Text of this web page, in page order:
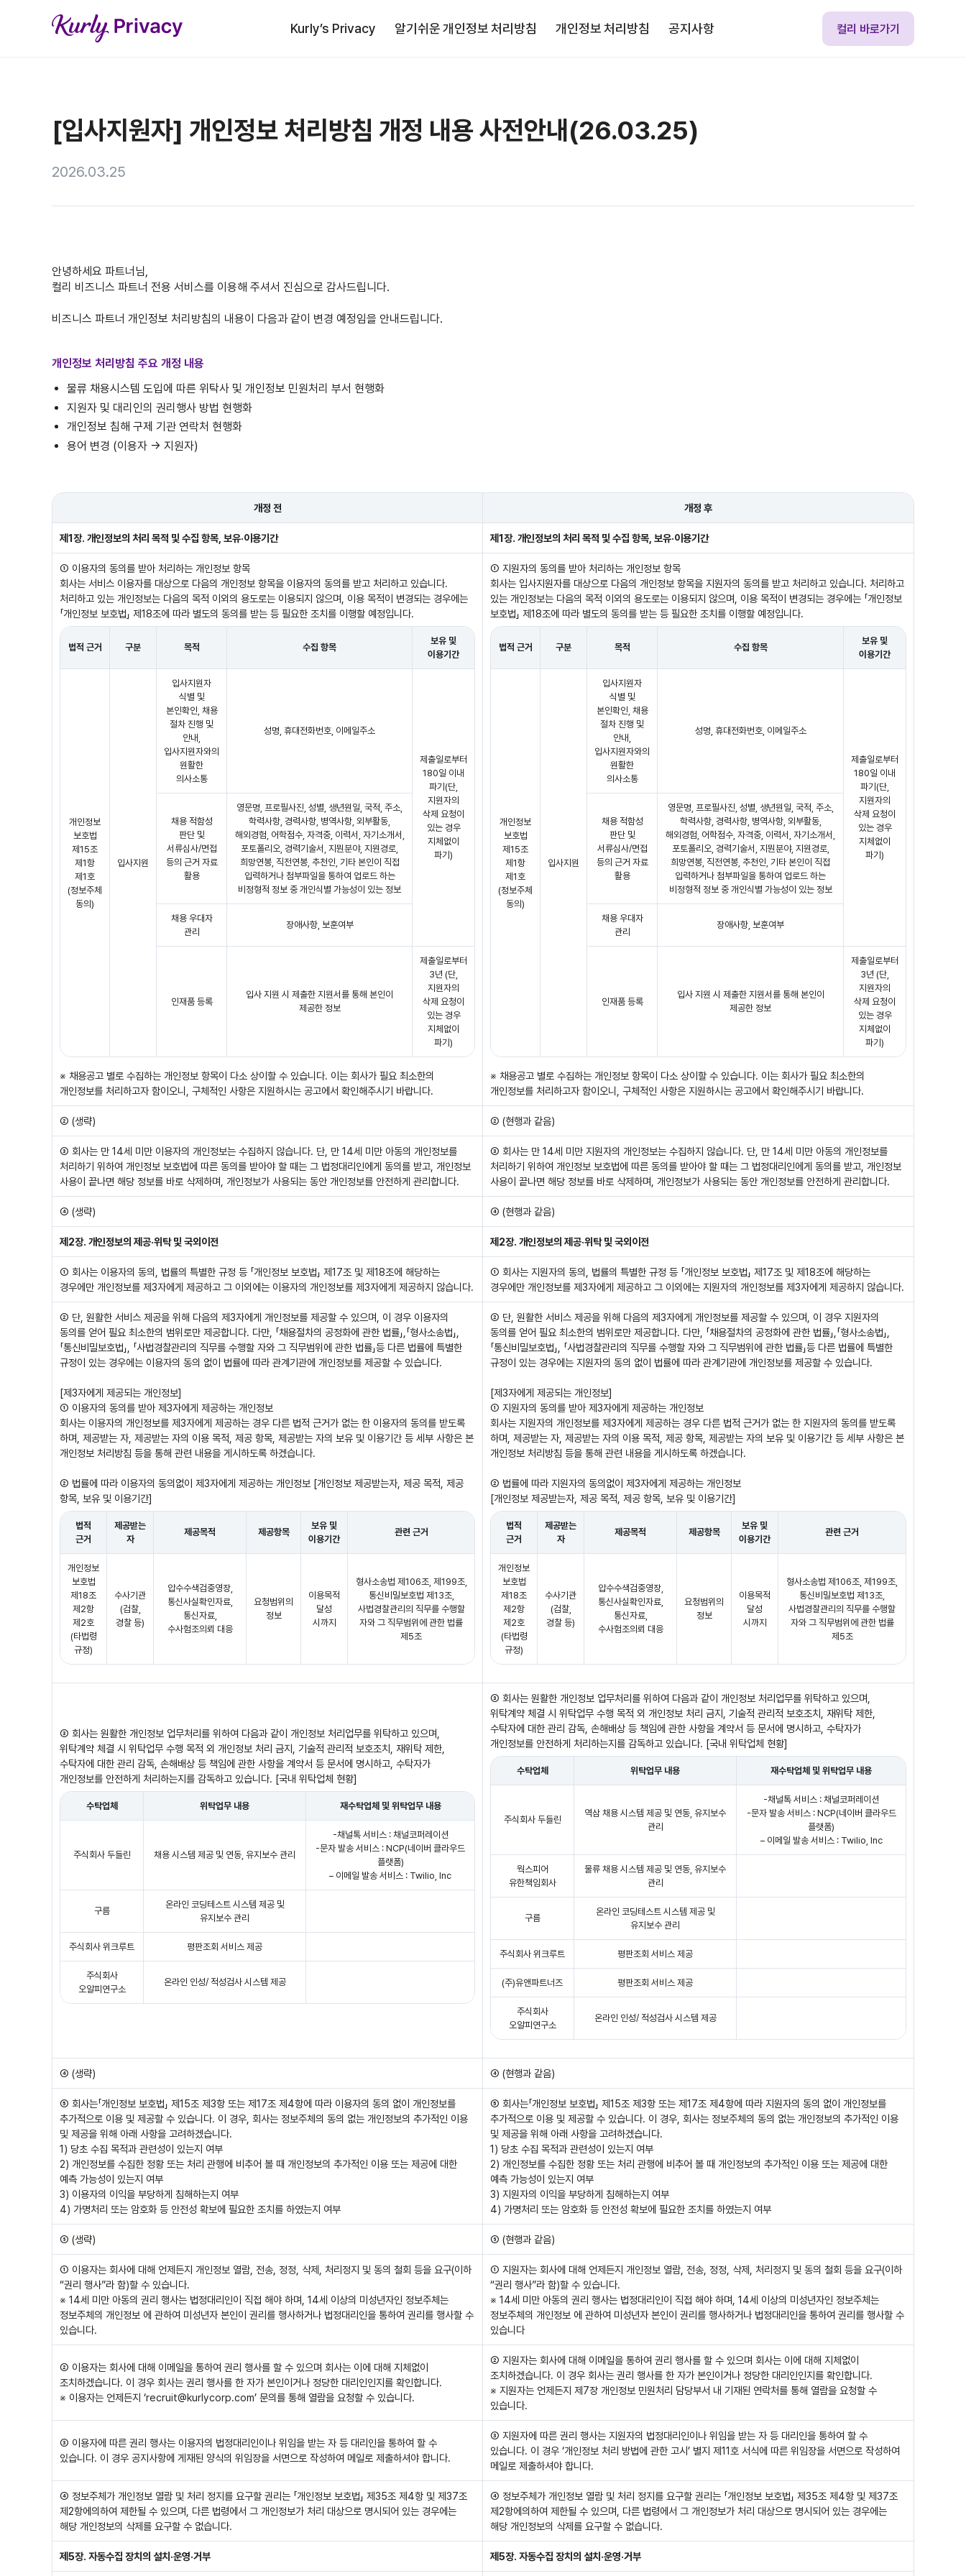
Kurly’s Privacy 알기쉬운 개인정보 처리방침 개인정보 처리방침 공지사항 컬리 바로가기
[입사지원자] 개인정보 처리방침 개정 내용 사전안내(26.03.25)
2026.03.25
안녕하세요 파트너님,
컬리 비즈니스 파트너 전용 서비스를 이용해 주셔서 진심으로 감사드립니다.
비즈니스 파트너 개인정보 처리방침의 내용이 다음과 같이 변경 예정임을 안내드립니다.
개인정보 처리방침 주요 개정 내용
물류 채용시스템 도입에 따른 위탁사 및 개인정보 민원처리 부서 현행화
지원자 및 대리인의 권리행사 방법 현행화
개인정보 침해 구제 기관 연락처 현행화
용어 변경 (이용자 → 지원자)
개정 전 개정 후
제1장. 개인정보의 처리 목적 및 수집 항목, 보유·이용기간 제1장. 개인정보의 처리 목적 및 수집 항목, 보유·이용기간
① 이용자의 동의를 받아 처리하는 개인정보 항목
회사는 서비스 이용자를 대상으로 다음의 개인정보 항목을 이용자의 동의를 받고 처리하고 있습니다.
처리하고 있는 개인정보는 다음의 목적 이외의 용도로는 이용되지 않으며, 이용 목적이 변경되는 경우에는
「개인정보 보호법」 제18조에 따라 별도의 동의를 받는 등 필요한 조치를 이행할 예정입니다.
법적 근거 구분 목적 수집 항목
보유 및
이용기간
개인정보
보호법
제15조
제1항
제1호
(정보주체
동의)
입사지원
입사지원자
식별 및
본인확인, 채용
절차 진행 및
안내,
입사지원자와의
원활한
의사소통
성명, 휴대전화번호, 이메일주소
제출일로부터
180일 이내
파기(단,
지원자의
삭제 요청이
있는 경우
지체없이
파기)
채용 적함성
판단 및
서류심사/면접
등의 근거 자료
활용
영문명, 프로필사진, 성별, 생년원일, 국적, 주소,
학력사항, 경력사항, 병역사항, 외부활동,
해외경험, 어학점수, 자격중, 이력서, 자기소개서,
포토폴리오, 경력기술서, 지뭔분야, 지원경로,
희망연봉, 직전연봉, 추천인, 기타 본인이 직접
입력하거나 첨부파일을 통하여 업로드 하는
비정형적 정보 중 개인식별 가능성이 있는 정보
채용 우대자
관리
장애사항, 보훈여부
인재품 등록
입사 지원 시 제출한 지원서를 통해 본인이
제공한 정보
제출일로부터
3년 (단,
지원자의
삭제 요청이
있는 경우
지체없이
파기)
※ 채용공고 별로 수집하는 개인정보 항목이 다소 상이할 수 있습니다. 이는 회사가 필요 최소한의
개인정보를 처리하고자 함이오니, 구체적인 사항은 지원하시는 공고에서 확인해주시기 바랍니다.
① 지원자의 동의를 받아 처리하는 개인정보 항목
회사는 입사지원자를 대상으로 다음의 개인정보 항목을 지원자의 동의를 받고 처리하고 있습니다. 처리하고
있는 개인정보는 다음의 목적 이외의 용도로는 이용되지 않으며, 이용 목적이 변경되는 경우에는 「개인정보
보호법」 제18조에 따라 별도의 동의를 받는 등 필요한 조치를 이행할 예정입니다.
법적 근거 구분 목적 수집 항목
보유 및
이용기간
개인정보
보호법
제15조
제1항
제1호
(정보주체
동의)
입사지원
입사지원자
식별 및
본인확인, 채용
절차 진행 및
안내,
입사지원자와의
원활한
의사소통
성명, 휴대전화번호, 이메일주소
제출일로부터
180일 이내
파기(단,
지원자의
삭제 요청이
있는 경우
지체없이
파기)
채용 적함성
판단 및
서류심사/면접
등의 근거 자료
활용
영문명, 프로필사진, 성별, 생년원일, 국적, 주소,
학력사항, 경력사항, 병역사항, 외부활동,
해외경험, 어학점수, 자격중, 이력서, 자기소개서,
포토폴리오, 경력기술서, 지뭔분야, 지원경로,
희망연봉, 직전연봉, 추천인, 기타 본인이 직접
입력하거나 첨부파일을 통하여 업로드 하는
비정형적 정보 중 개인식별 가능성이 있는 정보
채용 우대자
관리
장애사항, 보훈여부
인재품 등록
입사 지원 시 제출한 지원서를 통해 본인이
제공한 정보
제출일로부터
3년 (단,
지원자의
삭제 요청이
있는 경우
지체없이
파기)
※ 채용공고 별로 수집하는 개인정보 항목이 다소 상이할 수 있습니다. 이는 회사가 필요 최소한의
개인정보를 처리하고자 함이오니, 구체적인 사항은 지원하시는 공고에서 확인해주시기 바랍니다.
② (생략) ② (현행과 같음)
③ 회사는 만 14세 미만 이용자의 개인정보는 수집하지 않습니다. 단, 만 14세 미만 아동의 개인정보를
처리하기 위하여 개인정보 보호법에 따른 동의를 받아야 할 때는 그 법정대리인에게 동의를 받고, 개인정보
사용이 끝나면 해당 정보를 바로 삭제하며, 개인정보가 사용되는 동안 개인정보를 안전하게 관리합니다.
③ 회사는 만 14세 미만 지원자의 개인정보는 수집하지 않습니다. 단, 만 14세 미만 아동의 개인정보를
처리하기 위하여 개인정보 보호법에 따른 동의를 받아야 할 때는 그 법정대리인에게 동의를 받고, 개인정보
사용이 끝나면 해당 정보를 바로 삭제하며, 개인정보가 사용되는 동안 개인정보를 안전하게 관리합니다.
④ (생략) ④ (현행과 같음)
제2장. 개인정보의 제공·위탁 및 국외이전 제2장. 개인정보의 제공·위탁 및 국외이전
① 회사는 이용자의 동의, 법률의 특별한 규정 등 「개인정보 보호법」 제17조 및 제18조에 해당하는
경우에만 개인정보를 제3자에게 제공하고 그 이외에는 이용자의 개인정보를 제3자에게 제공하지 않습니다.
① 회사는 지원자의 동의, 법률의 특별한 규정 등 「개인정보 보호법」 제17조 및 제18조에 해당하는
경우에만 개인정보를 제3자에게 제공하고 그 이외에는 지원자의 개인정보를 제3자에게 제공하지 않습니다.
② 단, 원활한 서비스 제공을 위해 다음의 제3자에게 개인정보를 제공할 수 있으며, 이 경우 이용자의
동의를 얻어 필요 최소한의 범위로만 제공합니다. 다만, 「채용절차의 공정화에 관한 법률」,「형사소송법」,
「통신비밀보호법」, 「사법경찰관리의 직무를 수행할 자와 그 직무범위에 관한 법률」등 다른 법률에 특별한
규정이 있는 경우에는 이용자의 동의 없이 법률에 따라 관계기관에 개인정보를 제공할 수 있습니다.
[제3자에게 제공되는 개인정보]
① 이용자의 동의를 받아 제3자에게 제공하는 개인정보
회사는 이용자의 개인정보를 제3자에게 제공하는 경우 다른 법적 근거가 없는 한 이용자의 동의를 받도록
하며, 제공받는 자, 제공받는 자의 이용 목적, 제공 항목, 제공받는 자의 보유 및 이용기간 등 세부 사항은 본
개인정보 처리방침 등을 통해 관련 내용을 게시하도록 하겠습니다.
② 법률에 따라 이용자의 동의없이 제3자에게 제공하는 개인정보 [개인정보 제공받는자, 제공 목적, 제공
항목, 보유 및 이용기간]
법적
근거
제공받는
자
제공목적 제공항목
보유 및
이용기간
관련 근거
개인정보
보호법
제18조
제2항
제2호
(타법령
규정)
수사기관
(검찰,
경찰 등)
압수수색검중영장,
통신사실확인자료,
통신자료,
수사험조의뢰 대응
요청범위의
정보
이용목적
달성
시까지
형사소송법 제106조, 제199조,
통신비밀보호법 제13조,
사법경찰관리의 직무를 수행할
자와 그 직무범위에 관한 법률
제5조
② 단, 원활한 서비스 제공을 위해 다음의 제3자에게 개인정보를 제공할 수 있으며, 이 경우 지원자의
동의를 얻어 필요 최소한의 범위로만 제공합니다. 다만, 「채용절차의 공정화에 관한 법률」,「형사소송법」,
「통신비밀보호법」, 「사법경찰관리의 직무를 수행할 자와 그 직무범위에 관한 법률」등 다른 법률에 특별한
규정이 있는 경우에는 지원자의 동의 없이 법률에 따라 관계기관에 개인정보를 제공할 수 있습니다.
[제3자에게 제공되는 개인정보]
① 지원자의 동의를 받아 제3자에게 제공하는 개인정보
회사는 지원자의 개인정보를 제3자에게 제공하는 경우 다른 법적 근거가 없는 한 지원자의 동의를 받도록
하며, 제공받는 자, 제공받는 자의 이용 목적, 제공 항목, 제공받는 자의 보유 및 이용기간 등 세부 사항은 본
개인정보 처리방침 등을 통해 관련 내용을 게시하도록 하겠습니다.
② 법률에 따라 지원자의 동의없이 제3자에게 제공하는 개인정보
[개인정보 제공받는자, 제공 목적, 제공 항목, 보유 및 이용기간]
법적
근거
제공받는
자
제공목적 제공항목
보유 및
이용기간
관련 근거
개인정보
보호법
제18조
제2항
제2호
(타법령
규정)
수사기관
(검찰,
경찰 등)
압수수색검중영장,
통신사실확인자료,
통신자료,
수사험조의뢰 대응
요청범위의
정보
이용목적
달성
시까지
형사소송법 제106조, 제199조,
통신비밀보호법 제13조,
사법경찰관리의 직무를 수행할
자와 그 직무범위에 관한 법률
제5조
③ 회사는 원활한 개인정보 업무처리를 위하여 다음과 같이 개인정보 처리업무를 위탁하고 있으며,
위탁계약 체결 시 위탁업무 수행 목적 외 개인정보 처리 금지, 기술적 관리적 보호조치, 재위탁 제한,
수탁자에 대한 관리 감독, 손해배상 등 책임에 관한 사항을 계약서 등 문서에 명시하고, 수탁자가
개인정보를 안전하게 처리하는지를 감독하고 있습니다. [국내 위탁업체 현황]
수탁업체 위탁업무 내용 재수탁업체 및 위탁업무 내용
주식회사 두들린 채용 시스템 제공 및 연동, 유지보수 관리
-채널톡 서비스 : 채널코퍼레이션
-문자 발송 서비스 : NCP(네이버 클라우드
플랫폼)
– 이메일 발송 서비스 : Twilio, Inc
구름
온라인 코딩테스트 시스템 제공 및
유지보수 관리
주식회사 위크루트 평판조회 서비스 제공
주식회사
오알피연구소
온라인 인성/ 적성검사 시스템 제공
③ 회사는 원활한 개인정보 업무처리를 위하여 다음과 같이 개인정보 처리업무를 위탁하고 있으며,
위탁계약 체결 시 위탁업무 수행 목적 외 개인정보 처리 금지, 기술적 관리적 보호조치, 재위탁 제한,
수탁자에 대한 관리 감독, 손해배상 등 책임에 관한 사항을 계약서 등 문서에 명시하고, 수탁자가
개인정보를 안전하게 처리하는지를 감독하고 있습니다. [국내 위탁업체 현황]
수탁업체 위탁업무 내용 재수탁업체 및 위탁업무 내용
주식회사 두들린
역삼 채용 시스템 제공 및 연동, 유지보수
관리
-채널톡 서비스 : 채널코퍼레이션
-문자 발송 서비스 : NCP(네이버 클라우드
플랫폼)
– 이메일 발송 서비스 : Twilio, Inc
웍스피어
유한책임회사
물류 채용 시스템 제공 및 연동, 유지보수
관리
구름
온라인 코딩테스트 시스템 제공 및
유지보수 관리
주식회사 위크루트 평판조회 서비스 제공
(주)유앤파트너즈 평판조회 서비스 제공
주식회사
오알피연구소
온라인 인성/ 적성검사 시스템 제공
④ (생략) ④ (현행과 같음)
⑤ 회사는「개인정보 보호법」 제15조 제3항 또는 제17조 제4항에 따라 이용자의 동의 없이 개인정보를
추가적으로 이용 및 제공할 수 있습니다. 이 경우, 회사는 정보주체의 동의 없는 개인정보의 추가적인 이용
및 제공을 위해 아래 사항을 고려하겠습니다.
1) 당초 수집 목적과 관련성이 있는지 여부
2) 개인정보를 수집한 정황 또는 처리 관행에 비추어 볼 때 개인정보의 추가적인 이용 또는 제공에 대한
예측 가능성이 있는지 여부
3) 이용자의 이익을 부당하게 침해하는지 여부
4) 가명처리 또는 암호화 등 안전성 확보에 필요한 조치를 하였는지 여부
⑤ 회사는「개인정보 보호법」 제15조 제3항 또는 제17조 제4항에 따라 지원자의 동의 없이 개인정보를
추가적으로 이용 및 제공할 수 있습니다. 이 경우, 회사는 정보주체의 동의 없는 개인정보의 추가적인 이용
및 제공을 위해 아래 사항을 고려하겠습니다.
1) 당초 수집 목적과 관련성이 있는지 여부
2) 개인정보를 수집한 정황 또는 처리 관행에 비추어 볼 때 개인정보의 추가적인 이용 또는 제공에 대한
예측 가능성이 있는지 여부
3) 지원자의 이익을 부당하게 침해하는지 여부
4) 가명처리 또는 암호화 등 안전성 확보에 필요한 조치를 하였는지 여부
⑥ (생략) ⑥ (현행과 같음)
① 이용자는 회사에 대해 언제든지 개인정보 열람, 전송, 정정, 삭제, 처리정지 및 동의 철회 등을 요구(이하
“권리 행사”라 함)할 수 있습니다.
※ 14세 미만 아동의 권리 행사는 법정대리인이 직접 해야 하며, 14세 이상의 미성년자인 정보주체는
정보주체의 개인정보 에 관하여 미성년자 본인이 권리를 행사하거나 법정대리인을 통하여 권리를 행사할 수
있습니다.
① 지원자는 회사에 대해 언제든지 개인정보 열람, 전송, 정정, 삭제, 처리정지 및 동의 철회 등을 요구(이하
“권리 행사”라 함)할 수 있습니다.
※ 14세 미만 아동의 권리 행사는 법정대리인이 직접 해야 하며, 14세 이상의 미성년자인 정보주체는
정보주체의 개인정보 에 관하여 미성년자 본인이 권리를 행사하거나 법정대리인을 통하여 권리를 행사할 수
있습니다
② 이용자는 회사에 대해 이메일을 통하여 권리 행사를 할 수 있으며 회사는 이에 대해 지체없이
조치하겠습니다. 이 경우 회사는 권리 행사를 한 자가 본인이거나 정당한 대리인인지를 확인합니다.
※ 이용자는 언제든지 ‘recruit@kurlycorp.com’ 문의를 통해 열람을 요청할 수 있습니다.
② 지원자는 회사에 대해 이메일을 통하여 권리 행사를 할 수 있으며 회사는 이에 대해 지체없이
조치하겠습니다. 이 경우 회사는 권리 행사를 한 자가 본인이거나 정당한 대리인인지를 확인합니다.
※ 지원자는 언제든지 제7장 개인정보 민원처리 담당부서 내 기재된 연락처를 통해 열람을 요청할 수
있습니다.
③ 이용자에 따른 권리 행사는 이용자의 법정대리인이나 위임을 받는 자 등 대리인을 통하여 할 수
있습니다. 이 경우 공지사항에 게재된 양식의 위임장을 서면으로 작성하여 메일로 제출하셔야 합니다.
③ 지원자에 따른 권리 행사는 지원자의 법정대리인이나 위임을 받는 자 등 대리인을 통하여 할 수
있습니다. 이 경우 ‘개인정보 처리 방법에 관한 고시’ 별지 제11호 서식에 따른 위임장을 서면으로 작성하여
메일로 제출하셔야 합니다.
④ 정보주체가 개인정보 열람 및 처리 정지를 요구할 권리는 「개인정보 보호법」 제35조 제4항 및 제37조
제2항에의하여 제한될 수 있으며, 다른 법령에서 그 개인정보가 처리 대상으로 명시되어 있는 경우에는
해당 개인정보의 삭제를 요구할 수 없습니다.
④ 정보주체가 개인정보 열람 및 처리 정지를 요구할 권리는 「개인정보 보호법」 제35조 제4항 및 제37조
제2항에의하여 제한될 수 있으며, 다른 법령에서 그 개인정보가 처리 대상으로 명시되어 있는 경우에는
해당 개인정보의 삭제를 요구할 수 없습니다.
제5장. 자동수집 장치의 설치·운영·거부 제5장. 자동수집 장치의 설치·운영·거부